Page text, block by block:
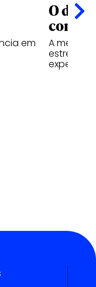
em
O
A